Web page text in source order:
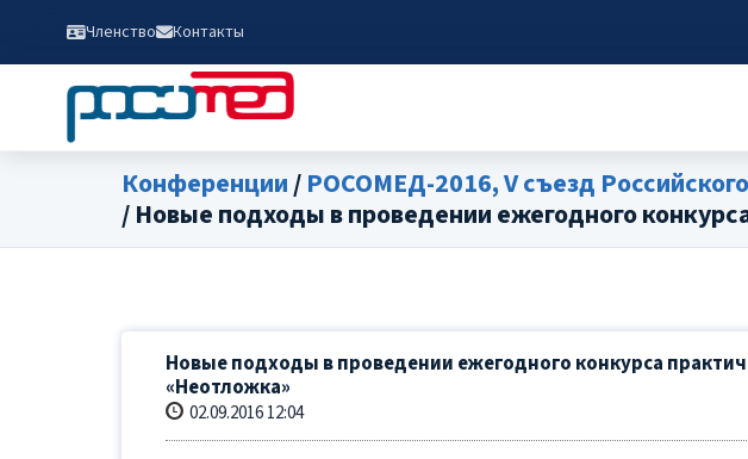
Членство Контакты
Конференции/РОСОМЕД-2016, V съезд
/ Новые подходы в проведении ежегодного
Новые подходы в проведении ежегодного конкурса
«Неотложка»
02.09.2016 12:04